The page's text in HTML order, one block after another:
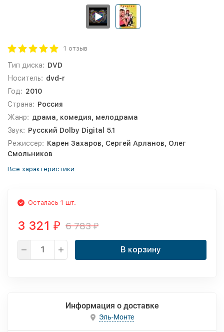
1 отзыв
Тип диска: DVD
Носитель: dvd-r
Год: 2010
Страна: Россия
Жанр: драма, комедия, мелодрама
Звук: Русский Dolby Digital 5.1
Режиссер: Карен Захаров, Сергей Арланов, Олег
Смольников
Все характеристики
Осталась 1 шт.
3 321 ₽ 6 783₽
В корзину
Информация о доставке
Эль-Монте